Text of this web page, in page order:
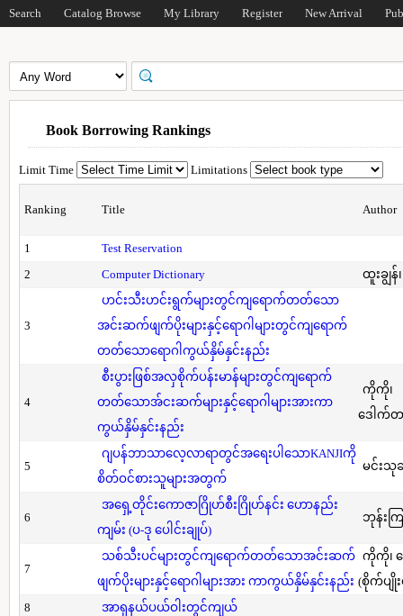
Search Catalog Browse My Library Register New Arrival
Book Borrowing Rankings
Limit Time Limitations
Ranking Title Author
1
Test Reservation
2
Computer Dictionary ထူးချွန်
3
ဟင်းသီးဟင်းရွက်များတွင်ကျရောက်တတ်သော
အင်းဆက်ဖျက်ပိုးများနှင့်ရောဂါများတွင်ကျရောက်
တတ်သောရောဂါကွယ်နှိမ်နှင်းနည်း
4
စီးပွားဖြစ်အလှစိုက်ပန်းမာန်များတွင်ကျရောက်
တတ်သောအ်ငးဆက်များနှင့်ရောဂါများအားကာ
ကွယ်နှိမ်နှင်းနည်း
ကိုကို၊
ဒေါက်တ
5
ဂျပန်ဘာသာလေ့လာရာတွင်အရေးပါသောKANJIကို
စိတ်ဝင်စားသူများအတွက်
မင်းသုခ
6
အရှေ့တိုင်းကောဇာဂြိုဟ်စီးဂြိုဟ်နင်း ဟောနည်း
ကျမ်း (ပ-ဒု ပေါင်းချုပ်)
ဘုန်းက
7
သစ်သီးပင်များတွင်ကျရောက်တတ်သောအင်းဆက်
ဖျက်ပိုးများနှင့်ရောဂါများအား ကာကွယ်နှိမ်နှင်းနည်း
ကိုကို၊
(စိုက်ပျိုး
8
အာရှနယ်ပယ်ဝါးတွင်ကျယ်